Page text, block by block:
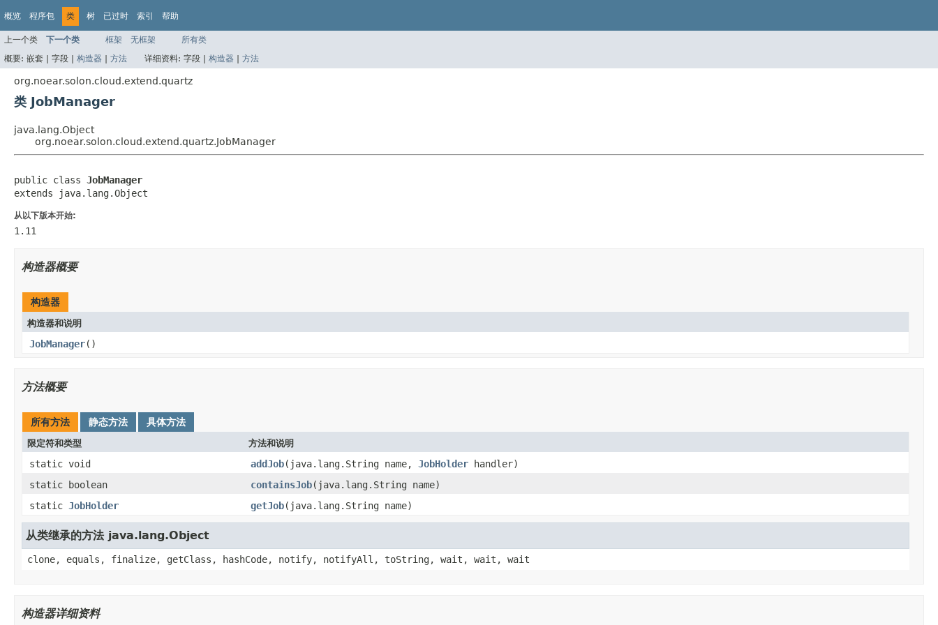
概览 程序包 类 树 已过时 索引 帮助
上一个类 下一个类 框架 无框架
所有类
概要: 嵌套 | 字段 | 构造器 | 方法 详细资料: 字段 | 构造器 | 方法
org.noear.solon.cloud.extend.quartz
类 JobManager
java.lang.Object
org.noear.solon.cloud.extend.quartz.JobManager
public class JobManager
extends java.lang.Object
从以下版本开始:
1.11
构造器概要
构造器
构造器和说明
JobManager()
方法概要
所有方法 静态方法 具体方法
限定符和类型 方法和说明
static void addJob(java.lang.String name, JobHolder handler)
static boolean
containsJob(java.lang.String name)
static JobHolder getJob(java.lang.String name)
从类继承的方法 java.lang.Object
clone, equals, finalize, getClass, hashCode, notify, notifyAll, toString, wait, wait, wait
构造器详细资料